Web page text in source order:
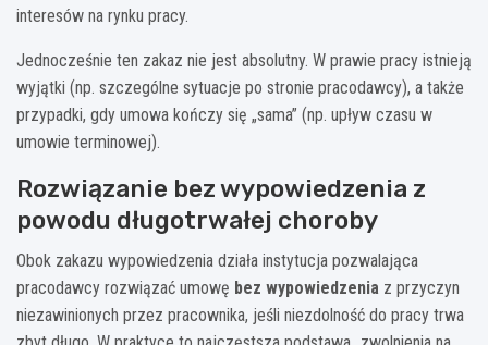
interesów na rynku pracy.
Jednocześnie ten zakaz nie jest absolutny. W prawie pracy istnieją
wyjątki (np. szczególne sytuacje po stronie pracodawcy), a także
przypadki, gdy umowa kończy się „sama” (np. upływ czasu w
umowie terminowej).
Rozwiązanie bez wypowiedzenia z
powodu długotrwałej choroby
Obok zakazu wypowiedzenia działa instytucja pozwalająca
pracodawcy rozwiązać umowę bez wypowiedzenia z przyczyn
niezawinionych przez pracownika, jeśli niezdolność do pracy trwa